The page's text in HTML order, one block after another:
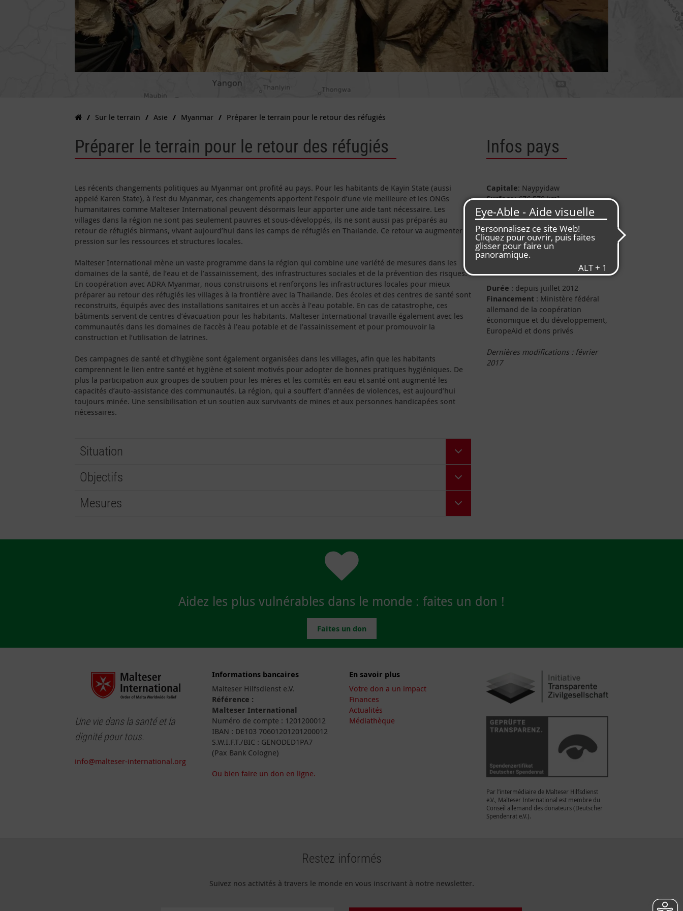
Sur le terrain Asie Myanmar Préparer le terrain pour le retour des réfugiés
Préparer le terrain pour le retour des réfugiés
Les récents changements politiques au Myanmar ont profité au pays. Pour les habitants de Kayin State (aussi
appelé Karen State), à l’est du Myanmar, ces changements apportent l’espoir d’une vie meilleure et les ONGs
humanitaires comme Malteser International peuvent désormais leur apporter une aide tant nécessaire. Les
villages dans la région ne sont pas seulement pauvres et sous-développés, ils ne sont aussi pas préparés au
retour de réfugiés birmans, vivant aujourd’hui dans les camps de réfugiés en Thaïlande. Ce retour va augmenter la
pression sur les ressources et structures locales.
Malteser International mène un vaste programme dans la région qui combine une variété de mesures dans les
domaines de la santé, de l’eau et de l’assainissement, des infrastructures sociales et de la prévention des risques.
En coopération avec ADRA Myanmar, nous construisons et renforçons les infrastructures locales pour mieux
préparer au retour des réfugiés les villages à la frontière avec la Thaïlande. Des écoles et des centres de santé sont
reconstruits, équipés avec des installations sanitaires et un accès à l’eau potable. En cas de catastrophe, ces
bâtiments servent de centres d’évacuation pour les habitants. Malteser International travaille également avec les
communautés dans les domaines de l’accès à l’eau potable et de l’assainissement et pour promouvoir la
construction et l’utilisation de latrines.
Des campagnes de santé et d’hygiène sont également organisées dans les villages, afin que les habitants
comprennent le lien entre santé et hygiène et soient motivés pour adopter de bonnes pratiques hygiéniques. De
plus la participation aux groupes de soutien pour les mères et les comités en eau et santé ont augmenté les
capacités d’auto-assistance des communautés. La région, qui a souffert d’années de violences, est aujourd’hui
toujours minée. Une sensibilisation et un soutien aux survivants de mines et aux personnes handicapées sont
nécessaires.
Situation
Objectifs
Mesures
Infos pays
Capitale: Naypyidaw
Surface: 676.578 km²
Population
: environ 51,5 millions
d'habitants
Infos projet
Durée : depuis juillet 2012
Financement : Ministère fédéral
allemand de la coopération
économique et du développement,
EuropeAid et dons privés
Dernières modifications : février
2017
Aidez les plus vulnérables dans le monde : faites un don !
Faites un don
Une vie dans la santé et la
dignité pour tous.
info@malteser-international.org
Informations bancaires
Malteser Hilfsdienst e.V.
Référence :
Malteser International
Numéro de compte : 1201200012
IBAN : DE103 70601201201200012
S.W.I.F.T./BIC : GENODED1PA7
(Pax Bank Cologne)
Ou bien faire un don en ligne.
En savoir plus
Votre don a un impact
Finances
Actualités
Médiathèque
Par l’intermédiaire de Malteser Hilfsdienst
e.V., Malteser International est membre du
Conseil allemand des donateurs (Deutscher
Spendenrat e.V.).
Restez informés
Suivez nos activités à travers le monde en vous inscrivant à notre newsletter.